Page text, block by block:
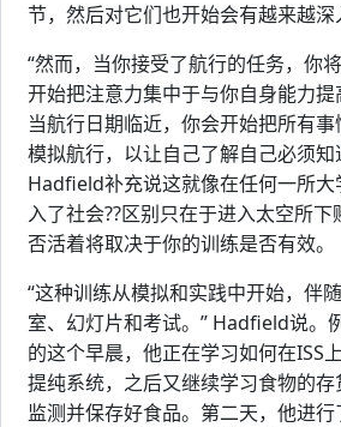
节，然后对它们也开始会有越来越深
“然而，当你接受了航行的任务，你
开始把注意力集中于与你自身能力
当航行日期临近，你会开始把所有
模拟航行，以让自己了解自己必须知
Hadfield补充说这就像在任何一所
入了社会??区别只在于进入太空所
否活着将取决于你的训练是否有效。
“这种训练从模拟和实践中开始，伴
室、幻灯片和考试。” Hadfield说。
的这个早晨，他正在学习如何在ISS
提纯系统，之后又继续学习食物的
监测并保存好食品。第二天，他进行